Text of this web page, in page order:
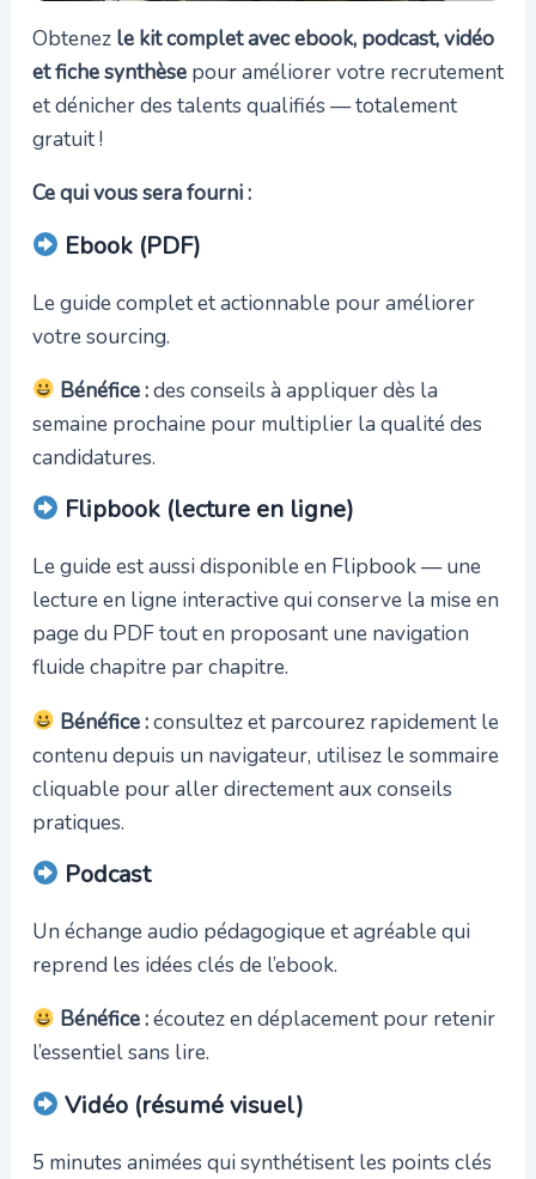
Obtenez le kit complet avec ebook, podcast, vidéo
et fiche synthèsepour améliorer votre recrutement
et dénicher des talents qualifiés — totalement
gratuit !
Ce qui vous sera fourni :
Ebook (PDF)
Le guide complet et actionnable pour améliorer
votre sourcing.
Bénéfice :des conseils à appliquer dès la
semaine prochaine pour multiplier la qualité des
candidatures.
Flipbook (lecture en ligne)
Le guide est aussi disponible en Flipbook — une
lecture en ligne interactive qui conserve la mise en
page du PDF tout en proposant une navigation
fluide chapitre par chapitre.
Bénéfice :consultez et parcourez rapidement le
contenu depuis un navigateur, utilisez le sommaire
cliquable pour aller directement aux conseils
pratiques.
Podcast
Un échange audio pédagogique et agréable qui
reprend les idées clés de l’ebook.
Bénéfice :écoutez en déplacement pour retenir
l’essentiel sans lire.
Vidéo (résumé visuel)
5 minutes animées qui synthétisent les points clés